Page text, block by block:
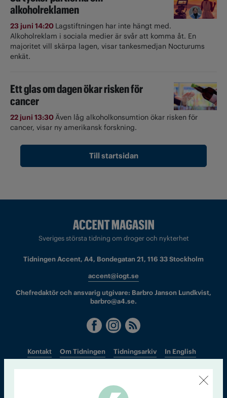
alkoholreklamen
23 juni 14:20 Lagstiftningen har inte hängt med.
Alkoholreklam i sociala medier är svår att komma åt. En
majoritet vill skärpa lagen, visar tankesmedjan Nocturums
enkät.
Ett glas om dagen ökar risken för
cancer
22 juni 13:30Även låg alkoholkonsumtion ökar risken för
cancer, visar ny amerikansk forskning.
Till startsidan
Sveriges största tidning om droger och nykterhet
Tidningen Accent, A4, Bondegatan 21, 116 33 Stockholm
accent@iogt.se
Chefredaktör och ansvarig utgivare: Barbro Janson Lundkvist,
barbro@a4.se.
Kontakt Om Tidningen Tidningsarkiv In English